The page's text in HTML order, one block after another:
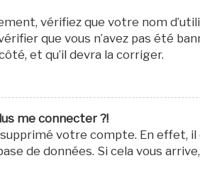
vérifiez que votre nom
que vous n’avez pas été
et qu’il devra la corriger.
me connecter ?!
votre compte. En effet,
de données. Si cela vous